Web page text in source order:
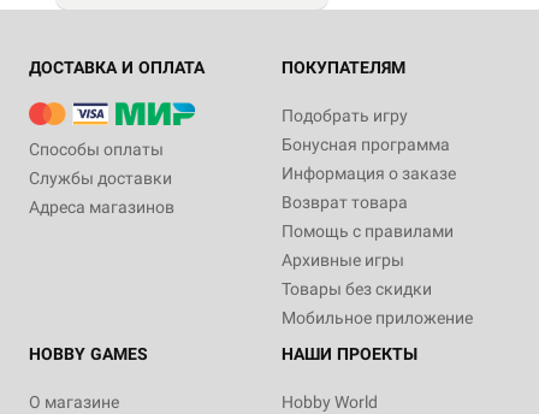
ДОСТАВКА И ОПЛАТА
Способы оплаты
Службы доставки
Адреса магазинов
ПОКУПАТЕЛЯМ
Подобрать игру
Бонусная программа
Информация о заказе
Возврат товара
Помощь с правилами
Архивные игры
Товары без скидки
Мобильное приложение
HOBBY GAMES
О магазине
НАШИ ПРОЕКТЫ
Hobby World